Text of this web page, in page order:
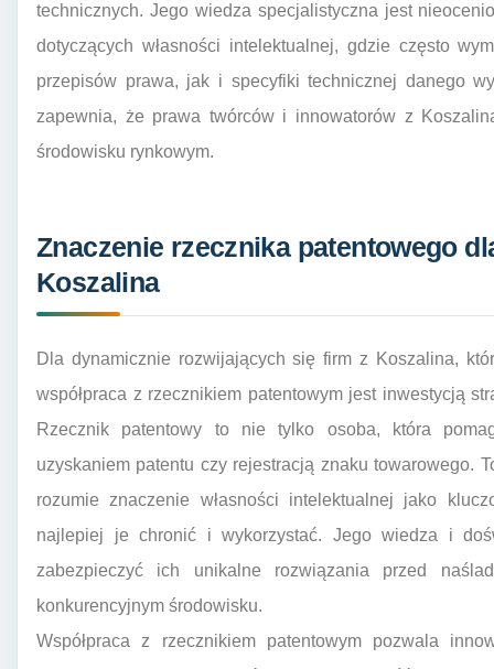
technicznych. Jego wiedza specjalistyczna jest
dotyczących własności intelektualnej, gdzie często
przepisów prawa, jak i specyfiki technicznej danego
zapewnia, że prawa twórców i innowatorów z
środowisku rynkowym.
Znaczenie rzecznika patentowego
Koszalina
Dla dynamicznie rozwijających się firm z Koszalina,
współpraca z rzecznikiem patentowym jest inwestycją
Rzecznik patentowy to nie tylko osoba, która
uzyskaniem patentu czy rejestracją znaku towarowego.
rozumie znaczenie własności intelektualnej jako
najlepiej je chronić i wykorzystać. Jego wiedza i
zabezpieczyć ich unikalne rozwiązania przed
konkurencyjnym środowisku.
Współpraca z rzecznikiem patentowym pozwala